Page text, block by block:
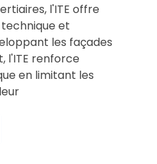
l'ITE offre
et
les façades
l'ITE renforce
en limitant les